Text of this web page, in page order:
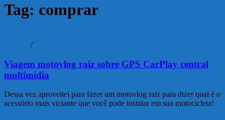
Tag: comprar
/
Viagem motovlog raiz sobre GPS CarPlay central
multimídia
Dessa vez aproveitei para fazer um motovlog raiz para dizer qual é o
acessório mais viciante que você pode instalar em sua motocicleta!